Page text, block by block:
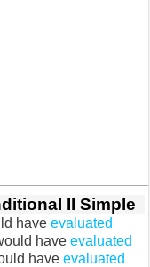
II Simple
have evaluated
have evaluated
have evaluated